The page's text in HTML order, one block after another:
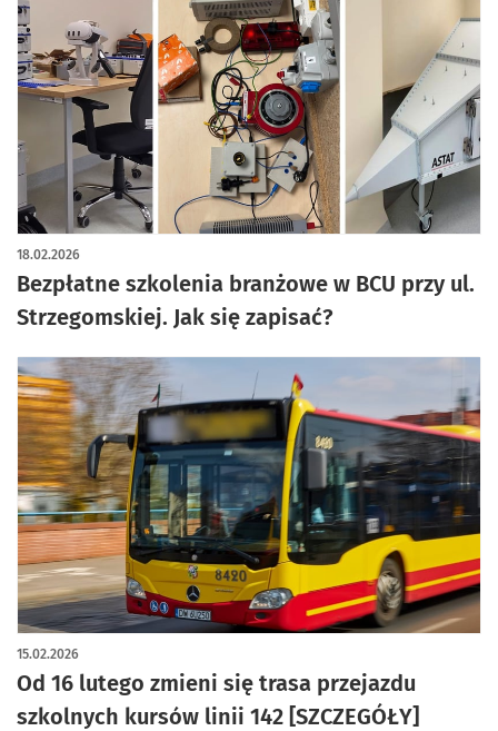
Bezpłatne szkolenia branżowe w BCU przy ul.
Strzegomskiej. Jak się zapisać?
18.02.2026
Od 16 lutego zmieni się trasa przejazdu
szkolnych kursów linii 142 [SZCZEGÓŁY]
15.02.2026